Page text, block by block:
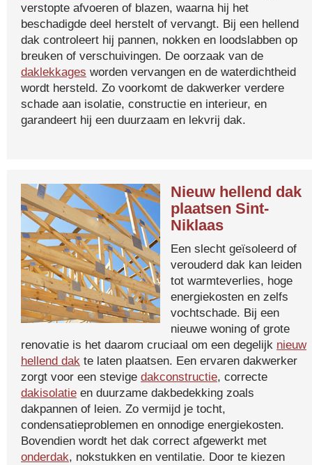
verstopte afvoeren of blazen, waarna hij het
beschadigde deel herstelt of vervangt. Bij een hellend
dak controleert hij pannen, nokken en loodslabben op
breuken of verschuivingen. De oorzaak van de
daklekkages worden vervangen en de waterdichtheid
wordt hersteld. Zo voorkomt de dakwerker verdere
schade aan isolatie, constructie en interieur, en
garandeert hij een duurzaam en lekvrij dak.
Nieuw hellend dak
plaatsen Sint-
Niklaas
Een slecht geïsoleerd of
verouderd dak kan leiden
tot warmteverlies, hoge
energiekosten en zelfs
vochtschade. Bij een
nieuwe woning of grote
renovatie is het daarom cruciaal om een degelijk nieuw
hellend dak te laten plaatsen. Een ervaren dakwerker
zorgt voor een stevige dakconstructie, correcte
dakisolatie en duurzame dakbedekking zoals
dakpannen of leien. Zo vermijd je tocht,
condensatieproblemen en onnodige energiekosten.
Bovendien wordt het dak correct afgewerkt met
onderdak, nokstukken en ventilatie. Door te kiezen